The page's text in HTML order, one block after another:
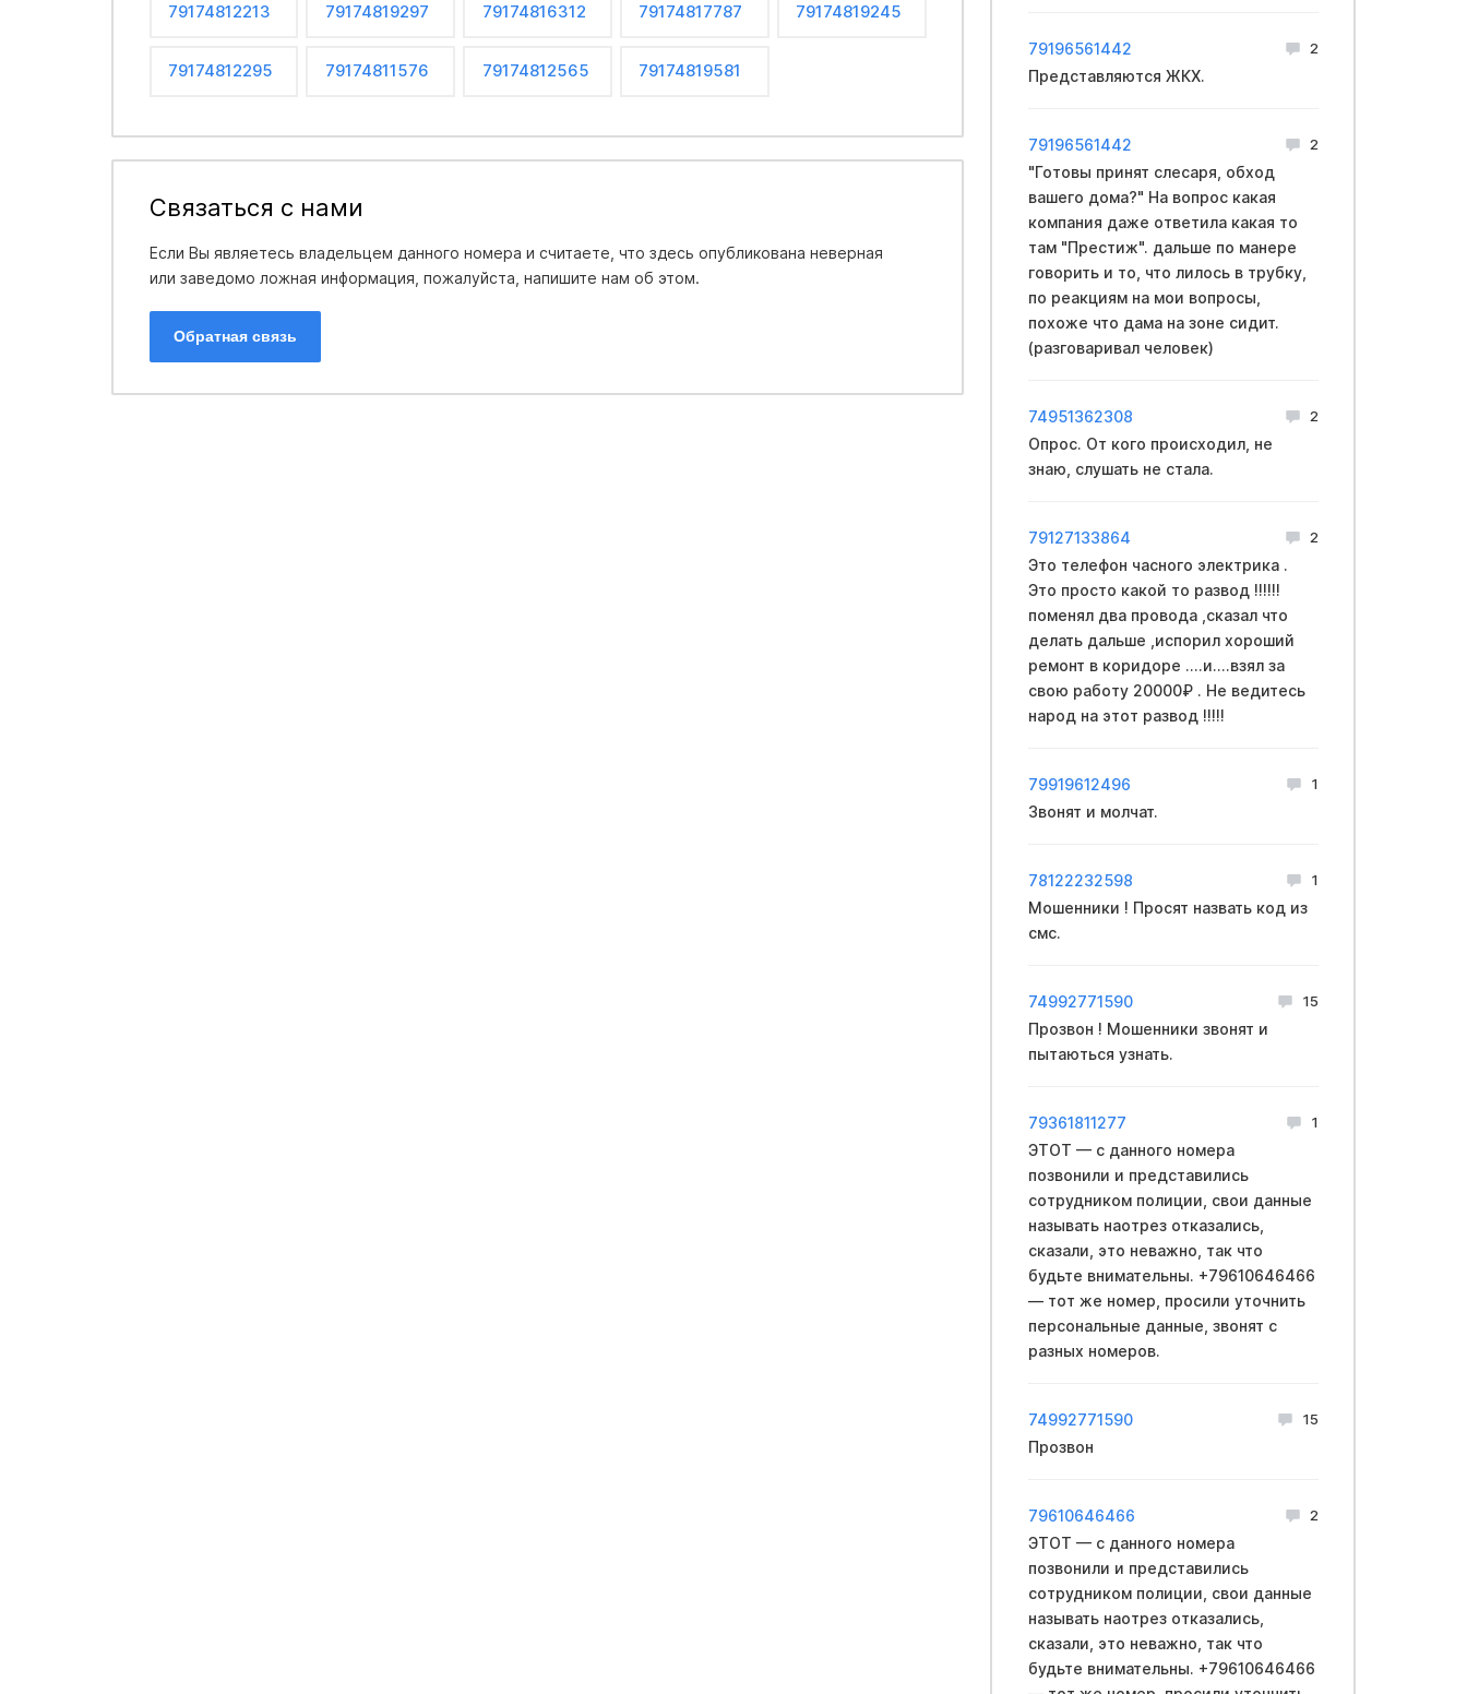
79174812213 79174819297 79174816312 79174817787 79174819245
79174812295 79174811576 79174812565 79174819581
Связаться с нами
Если Вы являетесь владельцем данного номера и считаете, что здесь опубликована неверная
или заведомо ложная информация, пожалуйста, напишите нам об этом.
Обратная связь
79196561442 2
Представляются ЖКХ.
79196561442 2
"Готовы принят слесаря, обход
вашего дома?" На вопрос какая
компания даже ответила какая то
там "Престиж". дальше по манере
говорить и то, что лилось в трубку,
по реакциям на мои вопросы,
похоже что дама на зоне сидит.
(разговаривал человек)
74951362308 2
Опрос. От кого происходил, не
знаю, слушать не стала.
79127133864 2
Это телефон часного электрика .
Это просто какой то развод !!!!!!
поменял два провода ,сказал что
делать дальше ,испорил хороший
ремонт в коридоре ....и....взял за
свою работу 20000₽ . Не ведитесь
народ на этот развод !!!!!
79919612496 1
Звонят и молчат.
78122232598 1
Мошенники ! Просят назвать код из
смс.
74992771590 15
Прозвон ! Мошенники звонят и
пытаються узнать.
79361811277 1
ЭТОТ — с данного номера
позвонили и представились
сотрудником полиции, свои данные
называть наотрез отказались,
сказали, это неважно, так что
будьте внимательны. +79610646466
— тот же номер, просили уточнить
персональные данные, звонят с
разных номеров.
74992771590 15
Прозвон
79610646466 2
ЭТОТ — с данного номера
позвонили и представились
сотрудником полиции, свои данные
называть наотрез отказались,
сказали, это неважно, так что
будьте внимательны. +79610646466